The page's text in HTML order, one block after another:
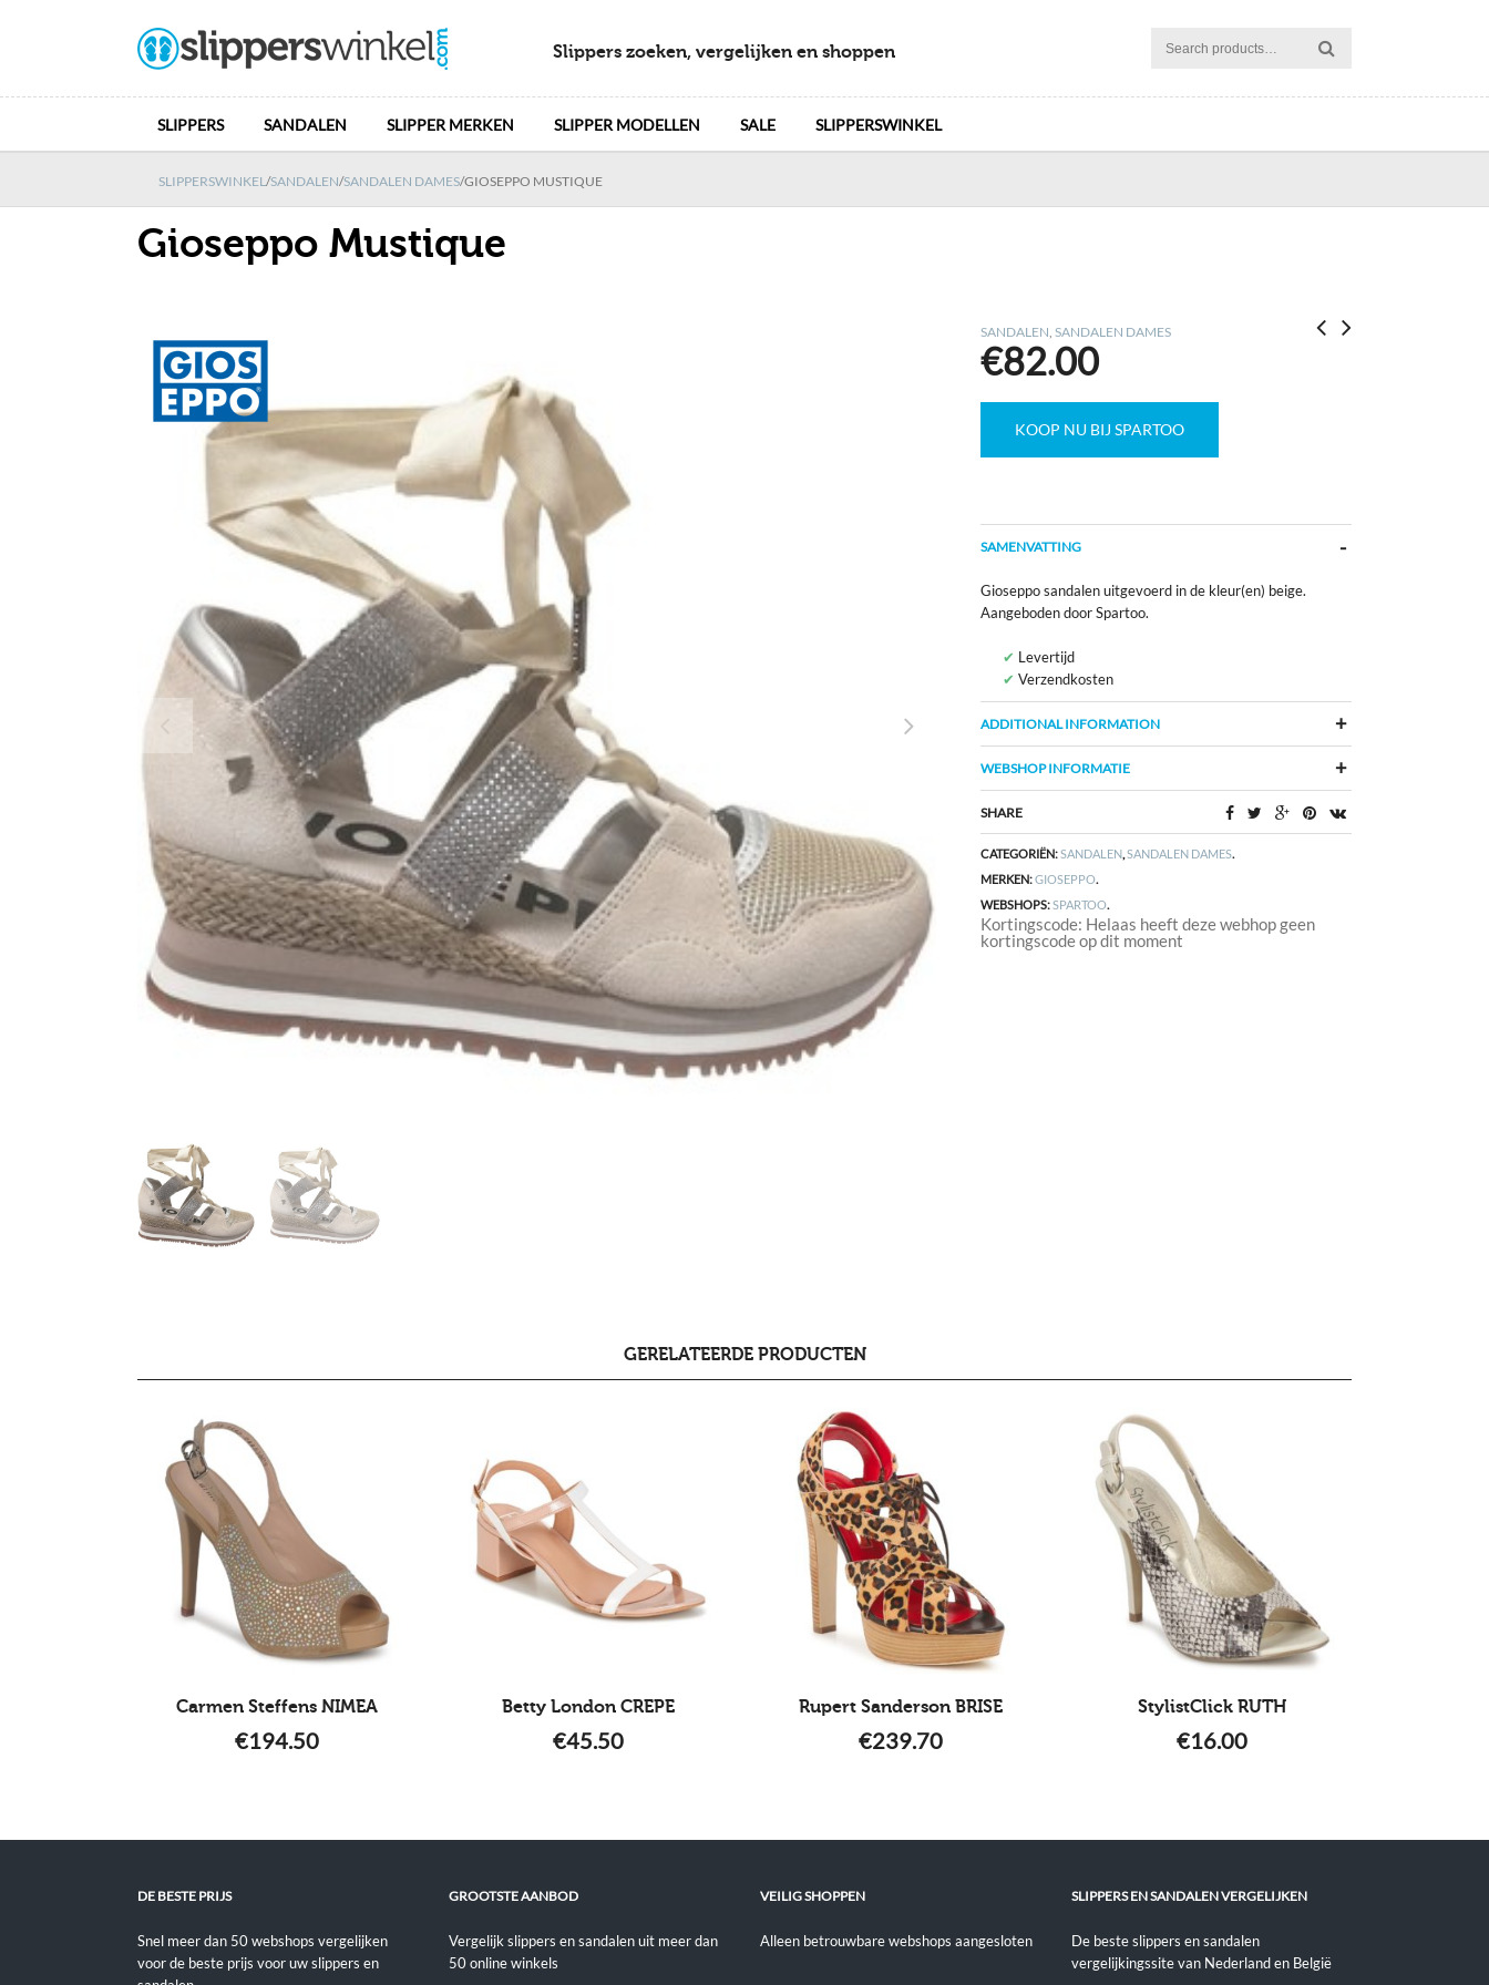
Slippers zoeken, vergelijken en shoppen
SLIPPERS SANDALEN SLIPPER MERKEN SLIPPER MODELLEN SALE SLIPPERSWINKEL
SLIPPERSWINKEL/SANDALEN/SANDALEN DAMES/GIOSEPPO MUSTIQUE
Gioseppo Mustique
SANDALEN, SANDALEN DAMES
€82.00
KOOP NU BIJ SPARTOO
SAMENVATTING
Gioseppo sandalen uitgevoerd in de kleur(en) beige.
Aangeboden door Spartoo.
Levertijd
Verzendkosten
ADDITIONAL INFORMATION
WEBSHOP INFORMATIE
SHARE
CATEGORIËN:SANDALEN,SANDALEN DAMES.
MERKEN:GIOSEPPO.
WEBSHOPS:SPARTOO.
Kortingscode: Helaas heeft deze webhop geen
kortingscode op dit moment
GERELATEERDE PRODUCTEN
Carmen Steffens NIMEA
€194.50
Betty London CREPE
€45.50
Rupert Sanderson BRISE
€239.70
StylistClick RUTH
€16.00
DE BESTE PRIJS
Snel meer dan 50 webshops vergelijken
voor de beste prijs voor uw slippers en
GROOTSTE AANBOD
Vergelijk slippers en sandalen uit meer dan
50 online winkels
VEILIG SHOPPEN
Alleen betrouwbare webshops aangesloten
SLIPPERS EN SANDALEN VERGELIJKEN
De beste slippers en sandalen
vergelijkingssite van Nederland en België